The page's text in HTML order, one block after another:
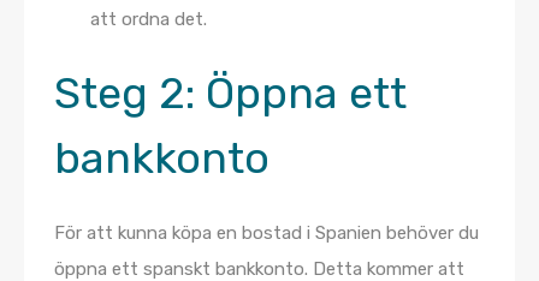
att ordna det.
Steg 2: Öppna ett
bankkonto
För att kunna köpa en bostad i Spanien behöver du
öppna ett spanskt bankkonto. Detta kommer att